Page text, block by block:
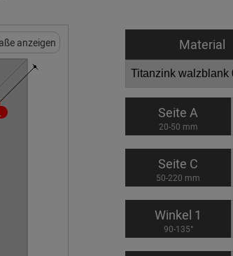
anzeigen Material
Seite A
20-50 mm
Seite C
50-220 mm
Winkel 1
90-135°